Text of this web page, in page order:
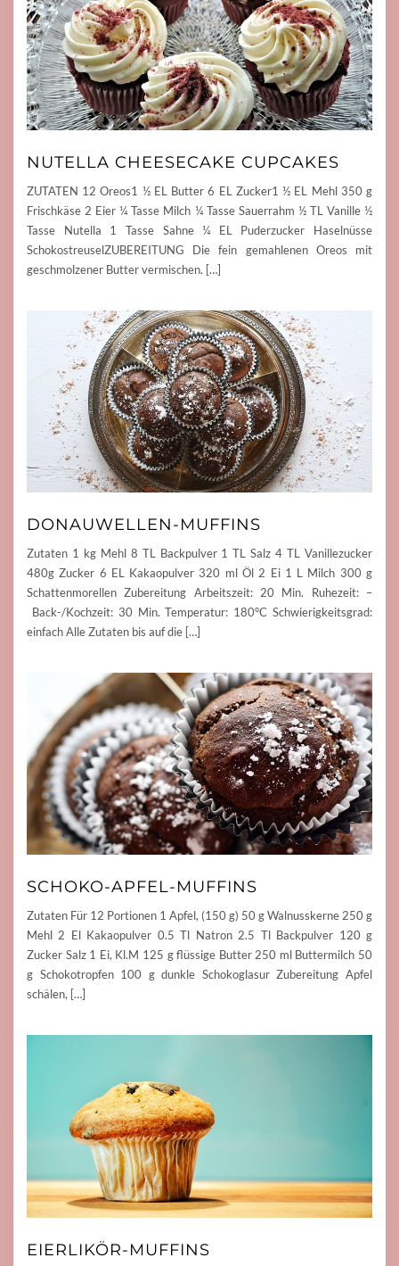
NUTELLA CHEESECAKE CUPCAKES
ZUTATEN 12 Oreos1 ½ EL Butter 6 EL Zucker1 ½ EL Mehl 350 g
Frischkäse 2 Eier ¼ Tasse Milch ¼ Tasse Sauerrahm ½ TL Vanille ½
Tasse Nutella 1 Tasse Sahne ¼ EL Puderzucker Haselnüsse
SchokostreuselZUBEREITUNG Die fein gemahlenen Oreos mit
geschmolzener Butter vermischen. […]
DONAUWELLEN-MUFFINS
Zutaten 1 kg Mehl 8 TL Backpulver 1 TL Salz 4 TL Vanillezucker
480g Zucker 6 EL Kakaopulver 320 ml Öl 2 Ei 1 L Milch 300 g
Schattenmorellen Zubereitung Arbeitszeit: 20 Min. Ruhezeit: –
Back-/Kochzeit: 30 Min. Temperatur: 180°C Schwierigkeitsgrad:
einfach Alle Zutaten bis auf die […]
SCHOKO-APFEL-MUFFINS
Zutaten Für 12 Portionen 1 Apfel, (150 g) 50 g Walnusskerne 250 g
Mehl 2 El Kakaopulver 0.5 Tl Natron 2.5 Tl Backpulver 120 g
Zucker Salz 1 Ei, Kl.M 125 g flüssige Butter 250 ml Buttermilch 50
g Schokotropfen 100 g dunkle Schokoglasur Zubereitung Apfel
schälen, […]
EIERLIKÖR-MUFFINS